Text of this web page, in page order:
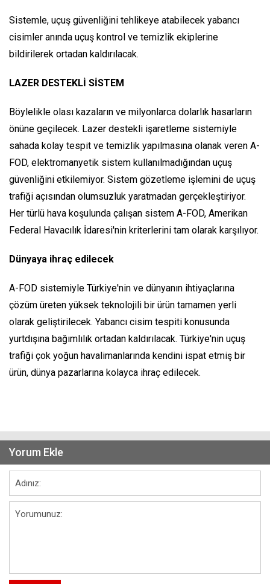
Sistemle, uçuş güvenliğini tehlikeye atabilecek yabancı
cisimler anında uçuş kontrol ve temizlik ekiplerine
bildirilerek ortadan kaldırılacak.
LAZER DESTEKLİ SİSTEM
Böylelikle olası kazaların ve milyonlarca dolarlık hasarların
önüne geçilecek. Lazer destekli işaretleme sistemiyle
sahada kolay tespit ve temizlik yapılmasına olanak veren A-
FOD, elektromanyetik sistem kullanılmadığından uçuş
güvenliğini etkilemiyor. Sistem gözetleme işlemini de uçuş
trafiği açısından olumsuzluk yaratmadan gerçekleştiriyor.
Her türlü hava koşulunda çalışan sistem A-FOD, Amerikan
Federal Havacılık İdaresi'nin kriterlerini tam olarak karşılıyor.
Dünyaya ihraç edilecek
A-FOD sistemiyle Türkiye'nin ve dünyanın ihtiyaçlarına
çözüm üreten yüksek teknolojili bir ürün tamamen yerli
olarak geliştirilecek. Yabancı cisim tespiti konusunda
yurtdışına bağımlılık ortadan kaldırılacak. Türkiye'nin uçuş
trafiği çok yoğun havalimanlarında kendini ispat etmiş bir
ürün, dünya pazarlarına kolayca ihraç edilecek.
Yorum Ekle